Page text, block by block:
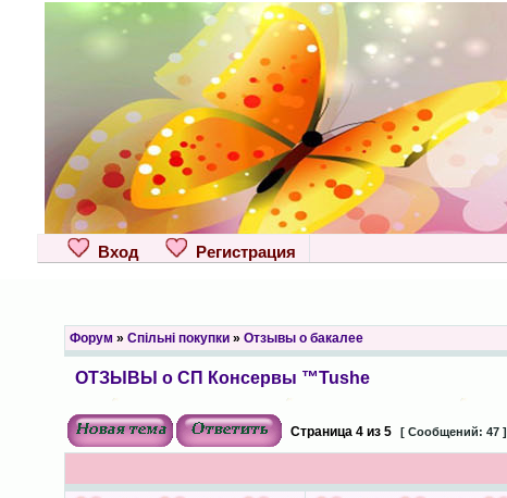
Вход Регистрация
Форум » Спільні покупки» Отзывы о бакалее
ОТЗЫВЫ о СП Консервы ™Tushe
Страница 4из 5 [ Сообщений: 47 ]